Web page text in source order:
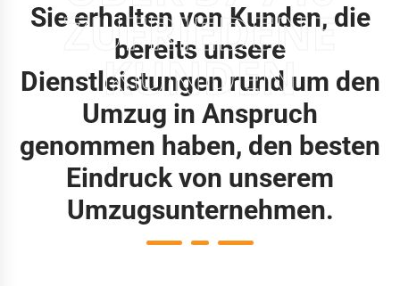
ZUFRIEDENE
KUNDEN
Sie erhalten von Kunden, die
bereits unsere
Dienstleistungen rund um den
Umzug in Anspruch
genommen haben, den besten
Eindruck von unserem
Umzugsunternehmen.